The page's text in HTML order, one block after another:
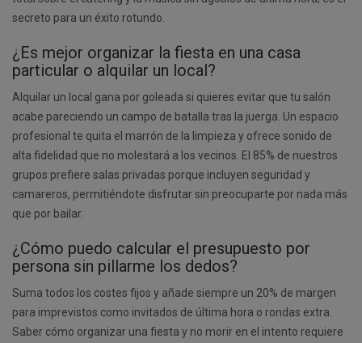
secreto para un éxito rotundo.
¿Es mejor organizar la fiesta en una casa
particular o alquilar un local?
Alquilar un local gana por goleada si quieres evitar que tu salón
acabe pareciendo un campo de batalla tras la juerga. Un espacio
profesional te quita el marrón de la limpieza y ofrece sonido de
alta fidelidad que no molestará a los vecinos. El 85% de nuestros
grupos prefiere salas privadas porque incluyen seguridad y
camareros, permitiéndote disfrutar sin preocuparte por nada más
que por bailar.
¿Cómo puedo calcular el presupuesto por
persona sin pillarme los dedos?
Suma todos los costes fijos y añade siempre un 20% de margen
para imprevistos como invitados de última hora o rondas extra.
Saber cómo organizar una fiesta y no morir en el intento requiere